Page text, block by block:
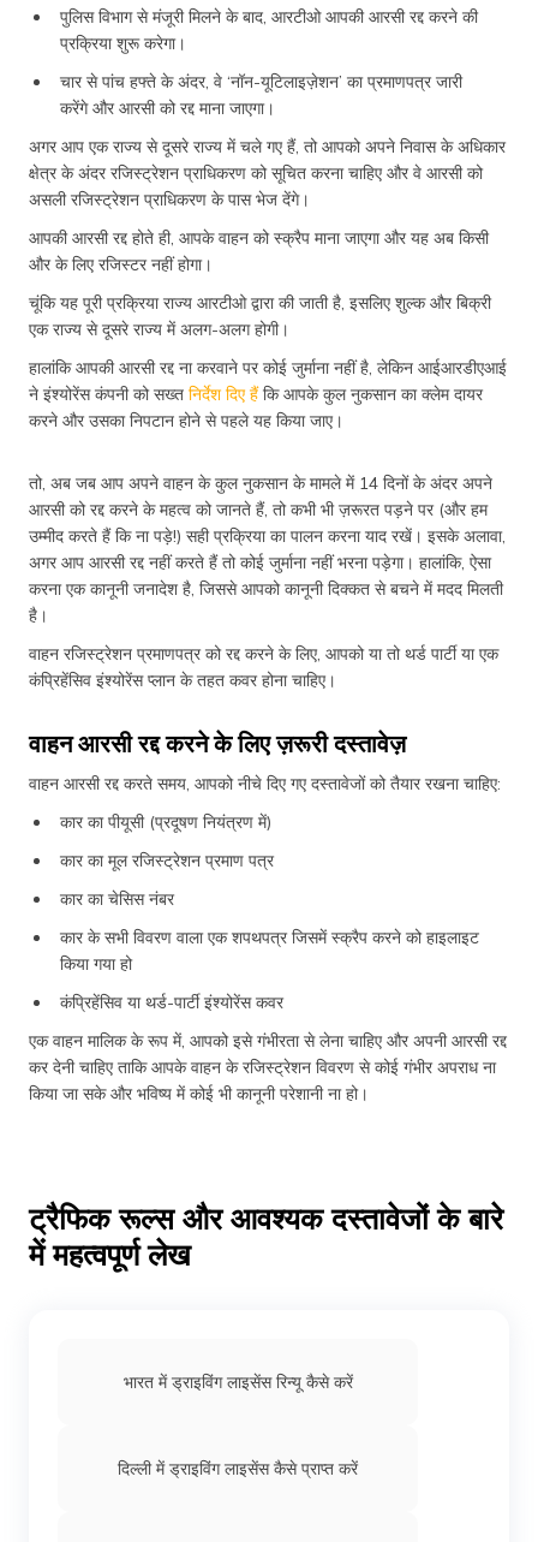
पुलिस विभाग से मंजूरी मिलने के बाद, आरटीओ आपकी आरसी रद्द करने की
प्रक्रिया शुरू करेगा।
चार से पांच हफ्ते के अंदर, वे ‘नॉन-यूटिलाइज़ेशन’ का प्रमाणपत्र जारी
करेंगे और आरसी को रद्द माना जाएगा।
अगर आप एक राज्य से दूसरे राज्य में चले गए हैं, तो आपको अपने निवास के अधिकार
क्षेत्र के अंदर रजिस्ट्रेशन प्राधिकरण को सूचित करना चाहिए और वे आरसी को
असली रजिस्ट्रेशन प्राधिकरण के पास भेज देंगे।
आपकी आरसी रद्द होते ही, आपके वाहन को स्क्रैप माना जाएगा और यह अब किसी
और के लिए रजिस्टर नहीं होगा।
चूंकि यह पूरी प्रक्रिया राज्य आरटीओ द्वारा की जाती है, इसलिए शुल्क और बिक्री
एक राज्य से दूसरे राज्य में अलग-अलग होगी।
हालांकि आपकी आरसी रद्द ना करवाने पर कोई जुर्माना नहीं है, लेकिन आईआरडीएआई
ने इंश्योरेंस कंपनी को सख्त निर्देश दिए हैंकि आपके कुल नुकसान का क्लेम दायर
करने और उसका निपटान होने से पहले यह किया जाए।
तो, अब जब आप अपने वाहन के कुल नुकसान के मामले में 14 दिनों के अंदर अपने
आरसी को रद्द करने के महत्व को जानते हैं, तो कभी भी ज़रूरत पड़ने पर (और हम
उम्मीद करते हैं कि ना पड़े!) सही प्रक्रिया का पालन करना याद रखें। इसके अलावा,
अगर आप आरसी रद्द नहीं करते हैं तो कोई जुर्माना नहीं भरना पड़ेगा। हालांकि, ऐसा
करना एक कानूनी जनादेश है, जिससे आपको कानूनी दिक्कत से बचने में मदद मिलती
है।
वाहन रजिस्ट्रेशन प्रमाणपत्र को रद्द करने के लिए, आपको या तो थर्ड पार्टी या एक
कंप्रिहेंसिव इंश्योरेंस प्लान के तहत कवर होना चाहिए।
वाहन आरसी रद्द करने के लिए ज़रूरी दस्तावेज़
वाहन आरसी रद्द करते समय, आपको नीचे दिए गए दस्तावेजों को तैयार रखना चाहिए:
कार का पीयूसी (प्रदूषण नियंत्रण में)
कार का मूल रजिस्ट्रेशन प्रमाण पत्र
कार का चेसिस नंबर
कार के सभी विवरण वाला एक शपथपत्र जिसमें स्क्रैप करने को हाइलाइट
किया गया हो
कंप्रिहेंसिव या थर्ड-पार्टी इंश्योरेंस कवर
एक वाहन मालिक के रूप में, आपको इसे गंभीरता से लेना चाहिए और अपनी आरसी रद्द
कर देनी चाहिए ताकि आपके वाहन के रजिस्ट्रेशन विवरण से कोई गंभीर अपराध ना
किया जा सके और भविष्य में कोई भी कानूनी परेशानी ना हो।
ट्रैफिक रूल्स और आवश्यक दस्तावेजों के बारे
में महत्वपूर्ण लेख
भारत में ड्राइविंग लाइसेंस रिन्यू कैसे करें
दिल्ली में ड्राइविंग लाइसेंस कैसे प्राप्त करें